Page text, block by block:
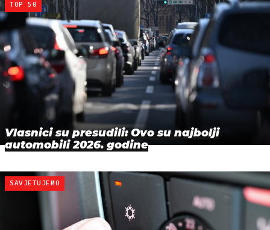
TOP 50
Vlasnici su presudili: Ovo su najbolji
automobili 2026. godine
SAVJETUJEMO